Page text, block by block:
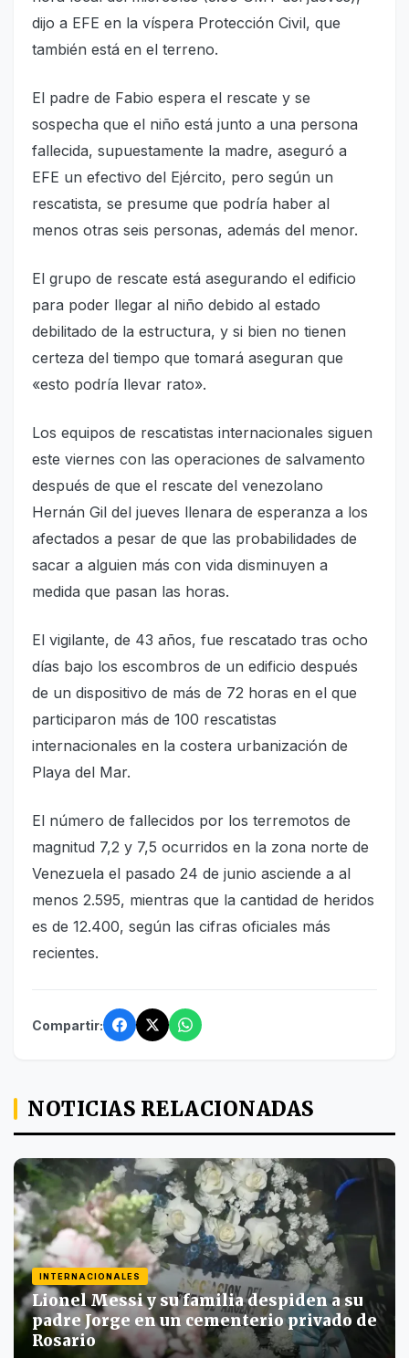
dijo a EFE en la víspera Protección Civil, que
también está en el terreno.
El padre de Fabio espera el rescate y se
sospecha que el niño está junto a una persona
fallecida, supuestamente la madre, aseguró a
EFE un efectivo del Ejército, pero según un
rescatista, se presume que podría haber al
menos otras seis personas, además del menor.
El grupo de rescate está asegurando el edificio
para poder llegar al niño debido al estado
debilitado de la estructura, y si bien no tienen
certeza del tiempo que tomará aseguran que
«esto podría llevar rato».
Los equipos de rescatistas internacionales siguen
este viernes con las operaciones de salvamento
después de que el rescate del venezolano
Hernán Gil del jueves llenara de esperanza a los
afectados a pesar de que las probabilidades de
sacar a alguien más con vida disminuyen a
medida que pasan las horas.
El vigilante, de 43 años, fue rescatado tras ocho
días bajo los escombros de un edificio después
de un dispositivo de más de 72 horas en el que
participaron más de 100 rescatistas
internacionales en la costera urbanización de
Playa del Mar.
El número de fallecidos por los terremotos de
magnitud 7,2 y 7,5 ocurridos en la zona norte de
Venezuela el pasado 24 de junio asciende a al
menos 2.595, mientras que la cantidad de heridos
es de 12.400, según las cifras oficiales más
recientes.
Compartir:
NOTICIAS RELACIONADAS
INTERNACIONALES
Lionel Messi y su familia despiden a su
padre Jorge en un cementerio privado de
Rosario